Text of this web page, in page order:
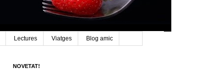
Lectures Viatges Blog amic
NOVETAT!